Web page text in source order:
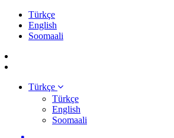
Türkçe
English
Soomaali
Türkçe
Türkçe
English
Soomaali